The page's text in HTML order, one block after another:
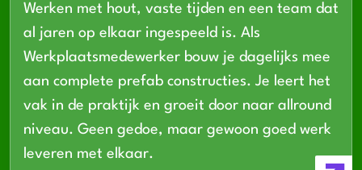
Werken met hout, vaste tijden en een team dat
al jaren op elkaar ingespeeld is. Als
Werkplaatsmedewerker bouw je dagelijks mee
aan complete prefab constructies. Je leert het
vak in de praktijk en groeit door naar allround
niveau. Geen gedoe, maar gewoon goed werk
leveren met elkaar.